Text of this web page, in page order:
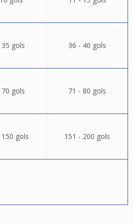
gols 36 - 40 gols
gols 71 - 80 gols
gols 151 - 200 gols